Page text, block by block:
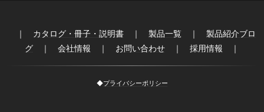
｜ カタログ・冊子・説明書 ｜ 製品一覧 ｜ 製品紹介ブロ
グ ｜ 会社情報 ｜ お問い合わせ ｜ 採用情報 ｜
◆プライバシーポリシー